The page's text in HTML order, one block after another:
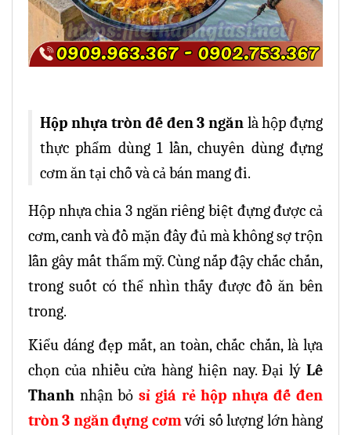
Hộp nhựa tròn đế đen 3 ngăn là hộp đựng
thực phẩm dùng 1 lần, chuyên dùng đựng
cơm ăn tại chỗ và cả bán mang đi.
Hộp nhựa chia 3 ngăn riêng biệt đựng được cả
cơm, canh và đồ mặn đầy đủ mà không sợ trộn
lẫn gây mất thẩm mỹ. Cùng nắp đậy chắc chắn,
trong suốt có thể nhìn thấy được đồ ăn bên
trong.
Kiểu dáng đẹp mắt, an toàn, chắc chắn, là lựa
chọn của nhiều cửa hàng hiện nay. Đại lý Lê
Thanh nhận bỏ sỉ giá rẻ hộp nhựa đế đen
tròn 3 ngăn đựng cơmvới số lượng lớn hàng